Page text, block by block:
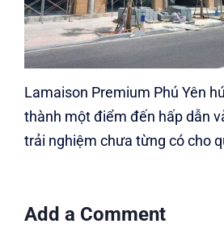
Lamaison Premium Phú Yên
thành một điểm đến hấp dẫn
trải nghiệm chưa từng có cho
Add a Comment